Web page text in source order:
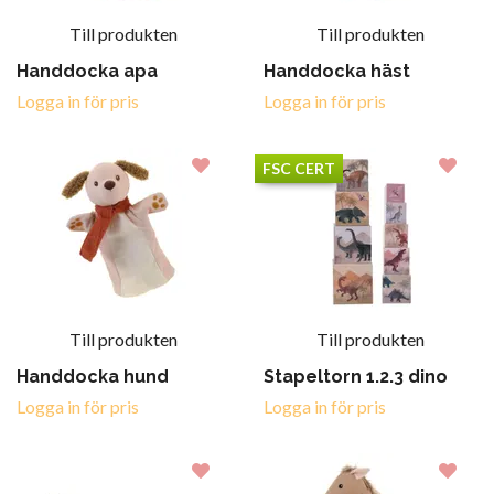
Till produkten
Handdocka apa
Logga in för pris
Till produkten
Handdocka häst
Logga in för pris
Till produkten
Handdocka hund
Logga in för pris
FSC CERT
Till produkten
Stapeltorn 1.2.3 dino
Logga in för pris